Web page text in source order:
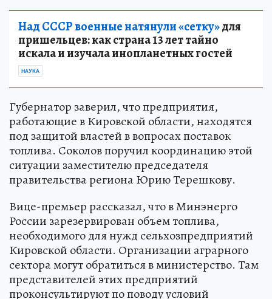
Над СССР военные натянули «сетку»для
пришельцев: как страна 13 лет тайно
искала и изучала инопланетных гостей
НАУКА
Губернатор заверил, что предприятия,
работающие в Кировской области, находятся
под защитой властей в вопросах поставок
топлива. Соколов поручил координацию этой
ситуации заместителю председателя
правительства региона Юрию Терешкову.
Вице-премьер рассказал, что в Минэнерго
России зарезервирован объем топлива,
необходимого для нужд сельхозпредприятий
Кировской области. Организации аграрного
сектора могут обратиться в министерство. Там
представителей этих предприятий
проконсультируют по поводу условий